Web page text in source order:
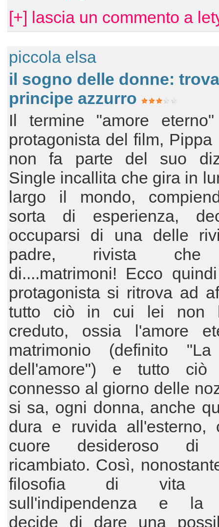
[+] lascia un commento a
piccola elsa
il sogno delle donne:
principe azzurro
Il termine "amore
protagonista del film, Pippa
non fa parte del suo
Single incallita che gira in
largo il mondo,
sorta di esperienza,
occuparsi di una delle
padre, rivista che
di....matrimoni! Ecco
protagonista si ritrova ad
tutto ciò in cui lei non
creduto, ossia l'amore
matrimonio (definito
dell'amore") e tutto
connesso al giorno delle
si sa, ogni donna, anche
dura e ruvida all'esterno,
cuore desideroso di
ricambiato. Così,
filosofia di vita
sull'indipendenza e la
decide di dare una